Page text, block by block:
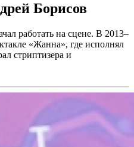
Борисов
работать на сцене. В 2013–
«Жанна», где исполнял
стриптизера и